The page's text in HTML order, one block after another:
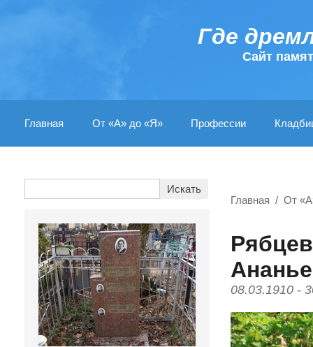
Где
Cайт
Главная От «А» до «Я» Профессии
Главная От
08.03.1910 -